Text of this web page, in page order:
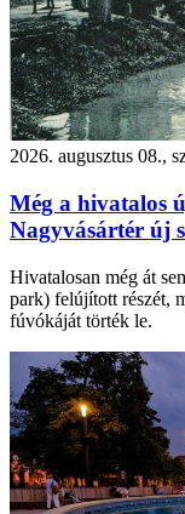
2026. augusztus 08.,
Még a hivatalos
Nagyvásártér új
Hivatalosan még át
park) felújított részét,
fúvókáját törték le.